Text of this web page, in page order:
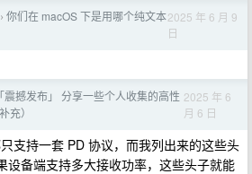
› 你们在 macOS 下是用哪个纯文本2025 年 6 月 9
日
「震撼发布」 分享一些个人收集的高性
充）
2025 年 6
月 6 日
支持一套 PD 协议，而我列出来的这些头
设备端支持多大接收功率，这些头子就能